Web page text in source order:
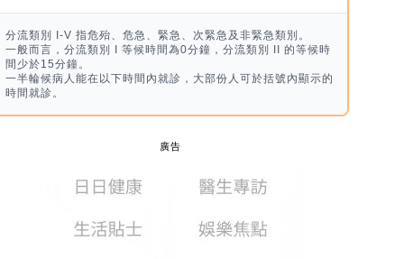
分流類別 I-V 指危殆、危急、緊急、次緊急及非緊急類別。
一般而言，分流類別 I 等候時間為0分鐘，分流類別 II 的等候時
間少於15分鐘。
一半輪候病人能在以下時間內就診，大部份人可於括號內顯示的
時間就診。
廣告